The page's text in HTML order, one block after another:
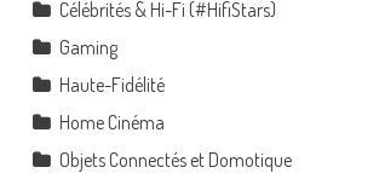
Célébrités & Hi-Fi (#HifiStars)
Gaming
Haute-Fidélité
Home Cinéma
Objets Connectés et Domotique